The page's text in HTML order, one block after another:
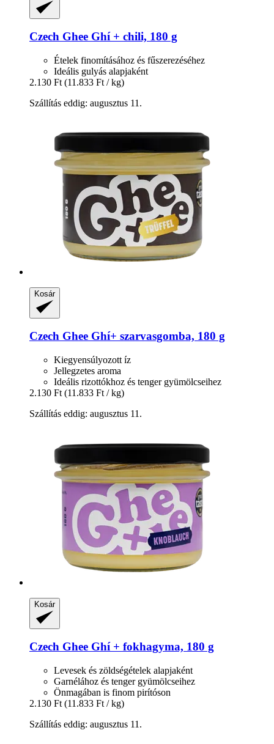
Czech Ghee Ghí + chili, 180 g
Ételek finomításához és fűszerezéséhez
Ideális gulyás alapjaként
2.130 Ft (11.833 Ft / kg)
Szállítás eddig: augusztus 11.
Kosár
Czech Ghee Ghí+ szarvasgomba, 180 g
Kiegyensúlyozott íz
Jellegzetes aroma
Ideális rizottókhoz és tenger gyümölcseihez
2.130 Ft (11.833 Ft / kg)
Szállítás eddig: augusztus 11.
Kosár
Czech Ghee Ghí + fokhagyma, 180 g
Levesek és zöldségételek alapjaként
Garnélához és tenger gyümölcseihez
Önmagában is finom pirítóson
2.130 Ft (11.833 Ft / kg)
Szállítás eddig: augusztus 11.